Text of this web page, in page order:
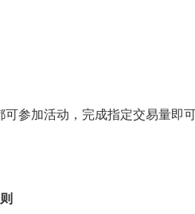
可参加活动，完成指定交易量即